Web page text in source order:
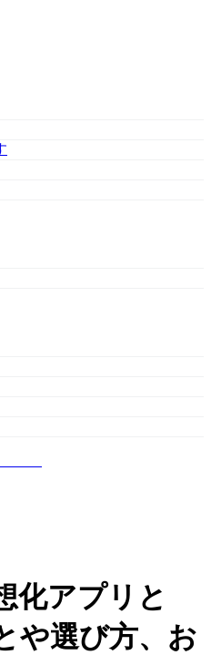
化アプリと
や選び方、お